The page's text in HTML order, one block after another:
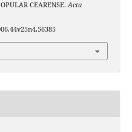
CEARENSE.Acta